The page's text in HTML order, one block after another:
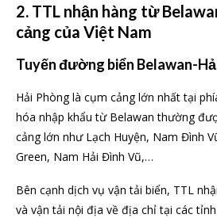
2. TTL nhận hàng từ
cảng của Việt Nam
Tuyến đường biển Belawan-
Hải Phòng là cụm cảng lớn nhất tại
hóa nhập khẩu từ Belawan thường
cảng lớn như Lạch Huyện, Nam Đình
Green, Nam Hải Đình Vũ,…
Bên cạnh dịch vụ vận tải biển, TTL
và vận tải nội địa về địa chỉ tại các